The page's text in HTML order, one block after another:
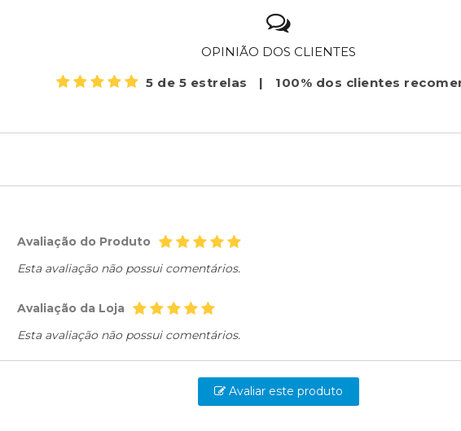
OPINIÃO DOS CLIENTES
5 de 5 estrelas
| 100% dos clientes
Avaliação do Produto
Esta avaliação não possui comentários.
Avaliação da Loja
Esta avaliação não possui comentários.
Avaliar este produto